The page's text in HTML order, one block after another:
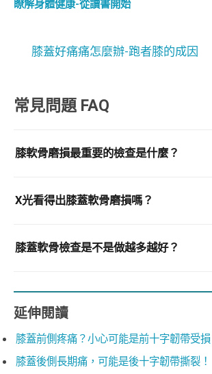
瞭解身體健康-從讀書開始
膝蓋好痛痛怎麼辦-跑者膝的成因
常見問題 FAQ
膝軟骨磨損最重要的檢查是什麼？
X光看得出膝蓋軟骨磨損嗎？
膝蓋軟骨檢查是不是做越多越好？
延伸閱讀
膝蓋前側疼痛？小心可能是前十字韌帶受損
膝蓋後側長期痛，可能是後十字韌帶撕裂！